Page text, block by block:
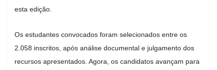
esta edição.
Os estudantes convocados foram selecionados entre os
2.058 inscritos, após análise documental e julgamento dos
recursos apresentados. Agora, os candidatos avançam para